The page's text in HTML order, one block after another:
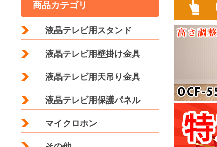
商品カテゴリ
液晶テレビ用スタンド
液晶テレビ用壁掛け金具
液晶テレビ用天吊り金具
液晶テレビ用保護パネル
マイクロホン